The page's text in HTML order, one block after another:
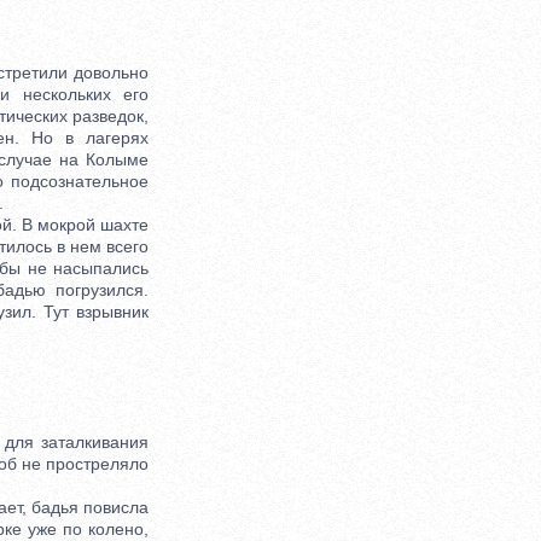
довольно
нескольких его
разведок,
Но в лагерях
на Колыме
В мокрой шахте
в нем всего
не насыпались
погрузился.
Тут взрывник
заталкивания
не простреляло
бадья повисла
уже по колено,